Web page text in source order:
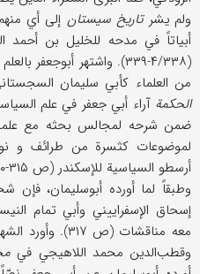
ولم یشرتاریخ سیستان
أبیاتاً في مدحه للخلیل بن
(۴/۳۳۸-۳۳۹). واشتهر
من العلماء کأبي سلیمان
الحکمةآراء أبي جعفر في علم
ضمن شرحه لمجالس بحثه مع
لموضوعات کثسرة من طرائف و
أرسطو السیاسیة للإسکندر (ص ۳۱۵-۳۲۰).
وطبقاً لما أورده أبوسلیمان،
إسحاق الإسفراییني وأبي تمام
معه مناقشات (ص ۳۱۷). وأورد الشهرزوري في
وقطب‌‌الدین محمد اللاهیجي في